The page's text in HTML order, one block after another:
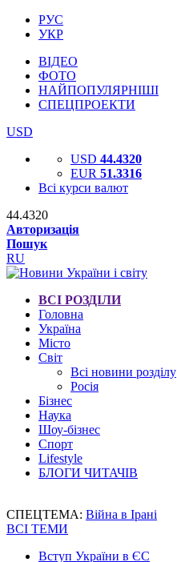
РУС
УКР
ВІДЕО
ФОТО
НАЙПОПУЛЯРНІШІ
СПЕЦПРОЕКТИ
USD
USD 44.4320
EUR 51.3316
Всі курси валют
44.4320
Авторизація
Пошук
RU
ВСІ РОЗДІЛИ
Головна
Україна
Місто
Світ
Всі новини розділу
Росія
Бізнес
Наука
Шоу-бізнес
Спорт
Lifestyle
БЛОГИ ЧИТАЧІВ
СПЕЦТЕМА: Війна в Ірані
ВСІ ТЕМИ
Вступ України в ЄС